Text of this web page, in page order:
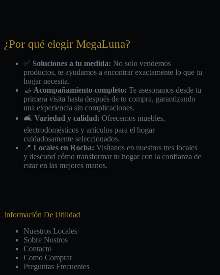
¿Por qué elegir MegaLuna?
✅ Soluciones a tu medida: No solo vendemos
productos, te ayudamos a encontrar exactamente lo que tu
hogar necesita.
🤝 Acompañamiento completo: Te asesoramos desde tu
primera visita hasta después de tu compra, garantizando
una experiencia sin complicaciones.
🛋️ Variedad y calidad: Ofrecemos muebles,
electrodomésticos y artículos para el hogar
cuidadosamente seleccionados.
📍 Locales en Rocha: Visítanos en nuestros tres locales
y descubrí cómo transformar tu hogar con la confianza de
estar en las mejores manos.
Información De Utilidad
Nuestros Locales
Sobre Nostros
Contacto
Como Comprar
Preguntas Frecuentes